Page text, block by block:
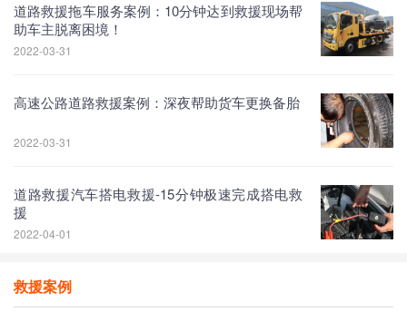
道路救援拖车服务案例：10分钟达到救援现场帮
助车主脱离困境！
2022-03-31
高速公路道路救援案例：深夜帮助货车更换备胎
2022-03-31
道路救援汽车搭电救援-15分钟极速完成搭电救
援
2022-04-01
救援案例